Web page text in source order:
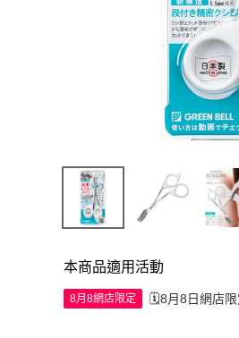
本商品適用活動
8月8網店限定 🗓️8月8日網店限